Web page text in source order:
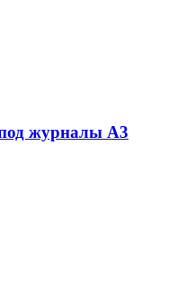
под журналы А3